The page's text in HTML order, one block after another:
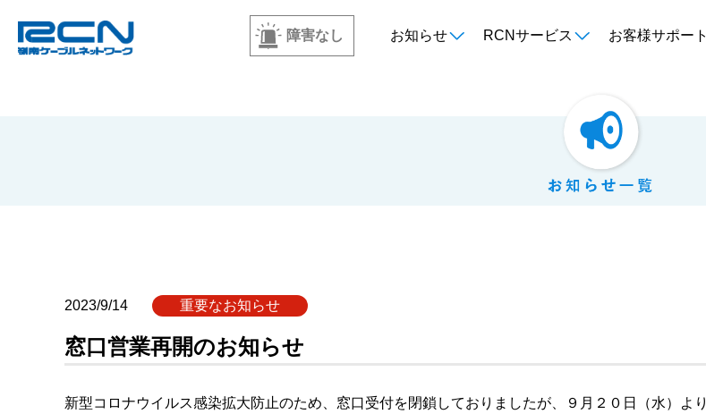
障害なし お知らせ RCNサービス お客様サポート
2023/9/14 重要なお知らせ
窓口営業再開のお知らせ
新型コロナウイルス感染拡大防止のため、窓口受付を閉鎖しておりましたが、９月２０日（水）より